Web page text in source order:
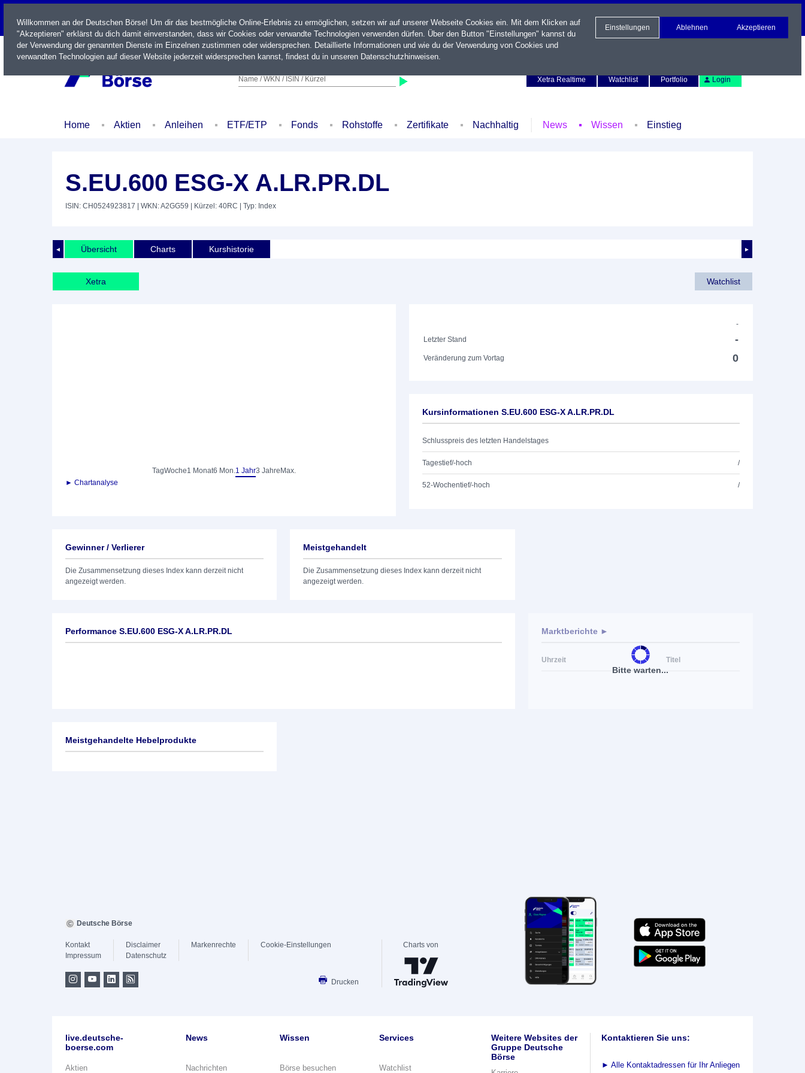
LIVE
Name / WKN / ISIN / Kürzel
Xetra Realtime
Watchlist Portfolio Login
Home Aktien Anleihen ETF/ETP Fonds Rohstoffe Zertifikate Nachhaltig News Wissen Einstieg
S.EU.600 ESG-X A.LR.PR.DL
ISIN: CH0524923817 | WKN: A2GG59 | Kürzel: 40RC | Typ: Index
◄ ►
Übersicht Charts Kurshistorie
Xetra Watchlist
TagWoche1 Monat6 Mon.1 Jahr3 Jahre Max.
► Chartanalyse
-
Letzter Stand
-
Veränderung zum Vortag 0
Kursinformationen S.EU.600 ESG-X A.LR.PR.DL
Schlusspreis des letzten Handelstages
Tagestief/-hoch /
52-Wochentief/-hoch /
Gewinner / Verlierer
Die Zusammensetzung dieses Index kann derzeit nicht
angezeigt werden.
Meistgehandelt
Die Zusammensetzung dieses Index kann derzeit nicht
angezeigt werden.
Performance S.EU.600 ESG-X A.LR.PR.DL
Bitte warten...
Marktberichte ►
Uhrzeit Titel
Meistgehandelte Hebelprodukte
Willkommen an der Deutschen Börse! Um dir das bestmögliche Online-Erlebnis zu ermöglichen, setzen wir auf unserer Webseite Cookies ein. Mit dem Klicken auf
"Akzeptieren" erklärst du dich damit einverstanden, dass wir Cookies oder verwandte Technologien verwenden dürfen. Über den Button "Einstellungen" kannst du
der Verwendung der genannten Dienste im Einzelnen zustimmen oder widersprechen. Detaillierte Informationen und wie du der Verwendung von Cookies und
verwandten Technologien auf dieser Website jederzeit widersprechen kannst, findest du in unseren Datenschutzhinweisen.
Einstellungen Ablehnen Akzeptieren
Deutsche Börse
Kontakt
Impressum
Disclaimer
Datenschutz
Markenrechte Cookie-Einstellungen
Drucken
Charts von
live.deutsche-
boerse.com
Aktien
News
Nachrichten
Wissen
Börse besuchen
Services
Watchlist
Weitere Websites der
Gruppe Deutsche
Börse
Kontaktieren Sie uns:
► Alle Kontaktadressen für Ihr Anliegen